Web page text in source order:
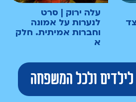
עלה ירוק | סרט
לנערות על אמונה
וחברות אמיתית. חלק
א
ולכל המשפחה